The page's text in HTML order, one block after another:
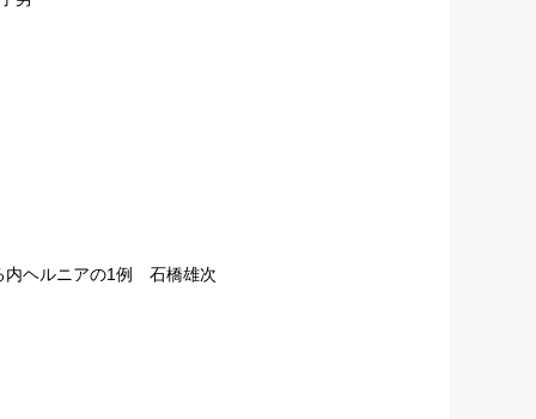
内ヘルニアの1例 石橋雄次